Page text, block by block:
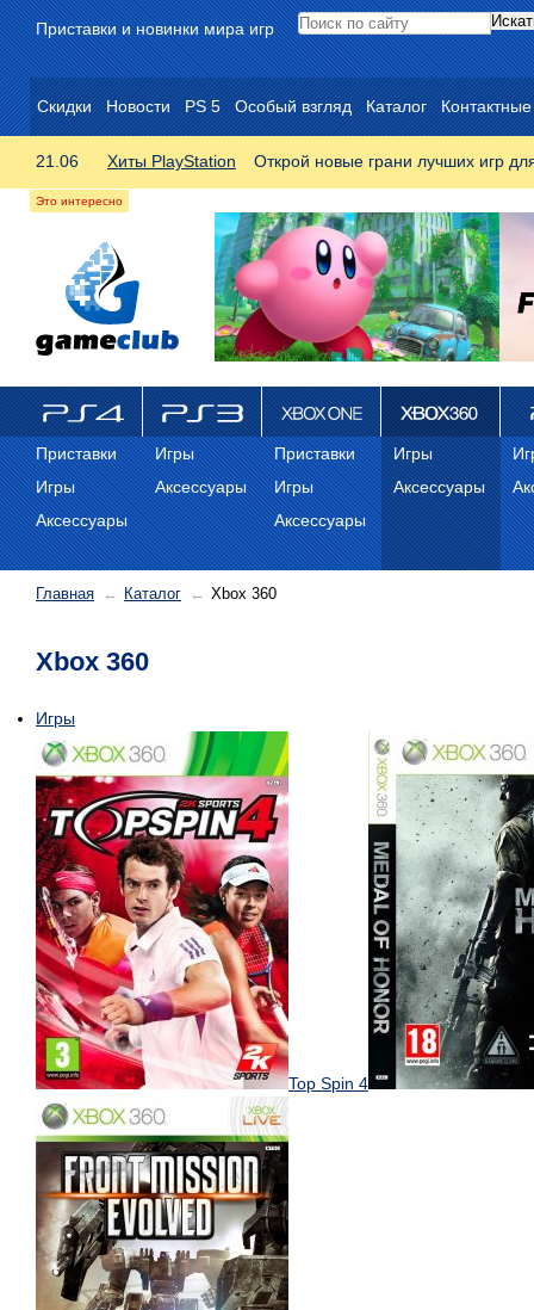
Приставки и новинки мира игр
Скидки Новости PS 5 Особый взгляд Каталог
21.06 Хиты PlayStation Открой новые грани лучших игр
ps4
Приставки
Игры
Аксессуары
PS3
Игры
Аксессуары
Xbox One
Приставки
Игры
Аксессуары
Xbox 360
Игры
Аксессуары
Главная Каталог Xbox 360
Xbox 360
Игры
Top Spin 4